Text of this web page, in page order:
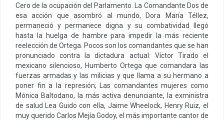
Cero de la ocupación del Parlamento. La Comandante Dos de
esa acción que asombró al mundo, Dora María Téllez,
permaneció y permanece digna y su combatividad llegó
hasta la huelga de hambre para impedir la más reciente
reelección de Ortega. Pocos son los comandantes que se han
pronunciado contra la dictadura actual: Víctor Tirado el
mexicano silencioso, Humberto Ortega que comandara las
fuerzas armadas y las milicias y que llama a su hermano a
poner fin a la represión; Las comandantes mujeres como
Mónica Baltodano, la más activa denunciante, la exministra
de salud Lea Guido con ella, Jaime Wheelock, Henry Ruiz, el
muy querido Carlos Mejía Godoy, el más importante cantor de